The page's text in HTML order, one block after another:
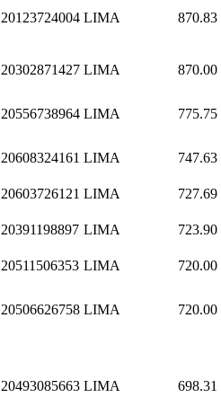
20123724004 LIMA 870.83
20302871427 LIMA 870.00
20556738964 LIMA 775.75
20608324161 LIMA 747.63
20603726121 LIMA 727.69
20391198897 LIMA 723.90
20511506353 LIMA 720.00
20506626758 LIMA 720.00
20493085663 LIMA 698.31